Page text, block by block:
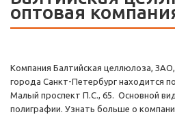
оптовая
Компания Балтийская целлюлоза,
города Санкт-Петербург находится
Малый проспект П.С., 65. Основной
полиграфии. Узнать больше о